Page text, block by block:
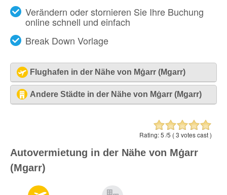
Rating:5 /5 (3 votes cast )
Autovermietung in der Nähe von Mġarr
(Mgarr)
Verändern oder stornieren Sie Ihre Buchung
online schnell und einfach
Break Down Vorlage
Flughafen in der Nähe von Mġarr (Mgarr)
Malta - Flughafen [MLA]
Andere Städte in der Nähe von Mġarr (Mgarr)
Xewkija2.13 ml / 3.43 km
Xagħra (Xaghra)